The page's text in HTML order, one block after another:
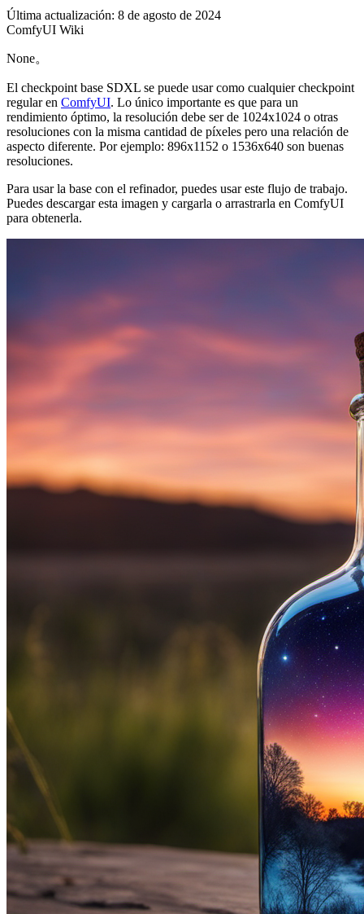
Última actualización: 8 de agosto de 2024
ComfyUI Wiki
None。
El checkpoint base SDXL se puede usar como cualquier checkpoint
regular en ComfyUI. Lo único importante es que para un
rendimiento óptimo, la resolución debe ser de 1024x1024 o otras
resoluciones con la misma cantidad de píxeles pero una relación de
aspecto diferente. Por ejemplo: 896x1152 o 1536x640 son buenas
resoluciones.
Para usar la base con el refinador, puedes usar este flujo de trabajo.
Puedes descargar esta imagen y cargarla o arrastrarla en ComfyUI
para obtenerla.